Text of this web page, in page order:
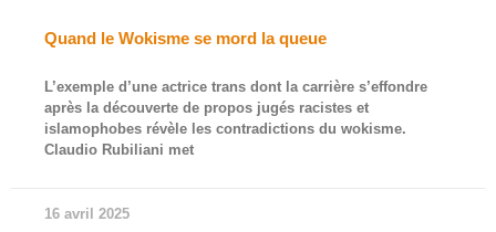
Quand le Wokisme se mord la queue
L’exemple d’une actrice trans dont la carrière s’effondre
après la découverte de propos jugés racistes et
islamophobes révèle les contradictions du wokisme.
Claudio Rubiliani met
16 avril 2025